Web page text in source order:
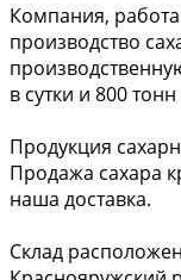
Компания,
производство
в сутки и 800
Продукция
Продажа сахара
наша доставка.
Склад